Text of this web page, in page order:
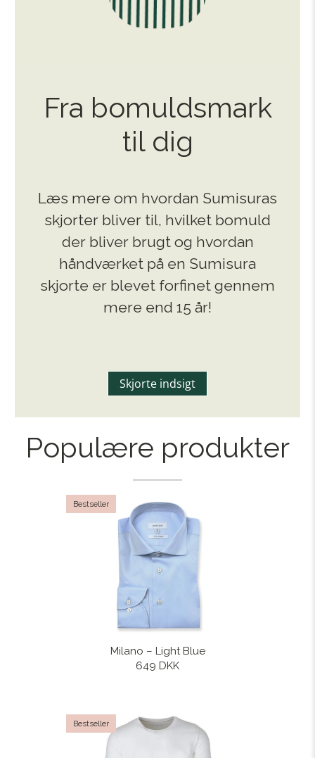
Fra bomulds­­mark
til dig
Læs mere om hvordan Sumisuras
skjorter bliver til, hvilket bomuld
der bliver brugt og hvordan
håndværket på en Sumisura
skjorte er blevet forfinet gennem
mere end 15 år!
Skjorte indsigt
Populære produkter
Bestseller
Milano – Light Blue
649 DKK
Bestseller